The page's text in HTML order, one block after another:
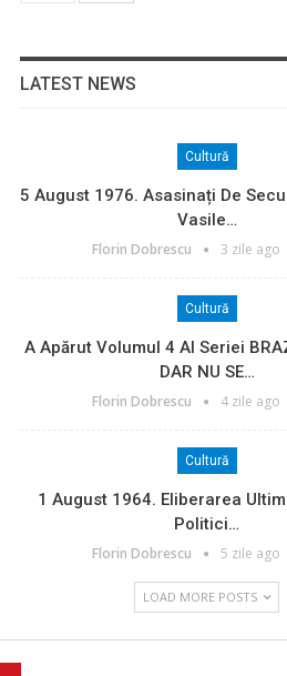
LATEST NEWS
Cultură
5 August 1976. Asasinați De
Vasile…
Florin Dobrescu 3 zile ago
Cultură
A Apărut Volumul 4 Al Seriei
DAR NU SE…
Florin Dobrescu 4 zile ago
Cultură
1 August 1964. Eliberarea
Politici…
Florin Dobrescu 5 zile ago
LOAD MORE POSTS